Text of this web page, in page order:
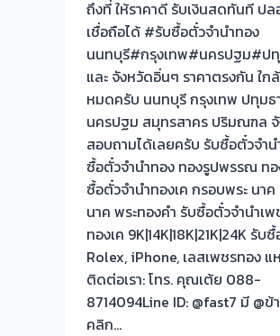
ต้อง
รอ
จบไว
ผล
งาน
วัน
นี
รับ
ซื้อ
ตั๋ว
จำนำ
ทอง
ถึงที่ ให้ราคาดี รับเงินสดทันที ป
เชื่อถือได้ #รับซื้อตั๋วจำนำทอง
นนทบุรี#กรุงเทพ#นครปฐม#ป
และ จังหวัดอิ่นๆ ราคาตรงกัน ใก
หมดครับ นนทบุรี กรุงเทพ ปทุมธ
นครปฐม สมุทรสาคร ปริมณฑล
สอบถามได้เลยครับ รับซื้อตั๋วจำน
ซื้อตั๋วจำนำทอง ทองรูปพรรณ ท
ซื้อตั๋วจำนำทองเค กรอบพระ นา
นาค พระทองคำ รับซื้อตั๋วจำนำเ
ทองเค 9K|14K|18K|21K|24K รับ
Rolex, iPhone, เลสเพชรทอง แ
ติดต่อเรา: โทร. คุณเต้ย 088-
8714094Line ID: @fast7 มี @ข้
คลิก…